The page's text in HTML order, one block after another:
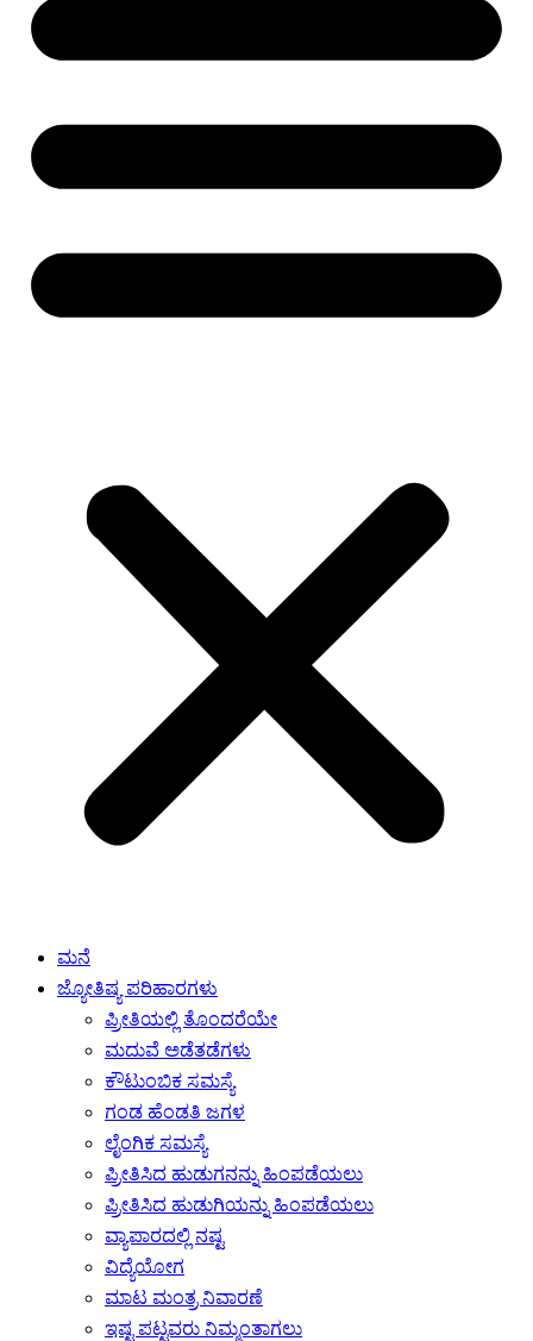
ಮನೆ
ಜ್ಯೋತಿಷ್ಯ ಪರಿಹಾರಗಳು
ಪ್ರೀತಿಯಲ್ಲಿ ತೊಂದರೆಯೇ
ಮದುವೆ ಅಡೆತಡೆಗಳು
ಕೌಟುಂಬಿಕ ಸಮಸ್ಯೆ
ಗಂಡ ಹೆಂಡತಿ ಜಗಳ
ಲೈಂಗಿಕ ಸಮಸ್ಯೆ
ಪ್ರೀತಿಸಿದ ಹುಡುಗನನ್ನು ಹಿಂಪಡೆಯಲು
ಪ್ರೀತಿಸಿದ ಹುಡುಗಿಯನ್ನು ಹಿಂಪಡೆಯಲು
ವ್ಯಾಪಾರದಲ್ಲಿ ನಷ್ಟ
ವಿದ್ಯೆಯೋಗ
ಮಾಟ ಮಂತ್ರ ನಿವಾರಣೆ
ಇಷ್ಟ ಪಟ್ಟವರು ನಿಮ್ಮಂತಾಗಲು